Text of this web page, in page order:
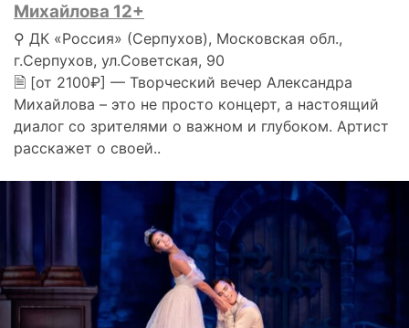
Михайлова 12+
⚲ ДК «Россия» (Серпухов), Московская обл.,
г.Серпухов, ул.Советская, 90
🗎 [от 2100₽] — Творческий вечер Александра
Михайлова – это не просто концерт, а настоящий
диалог со зрителями о важном и глубоком. Артист
расскажет о своей..